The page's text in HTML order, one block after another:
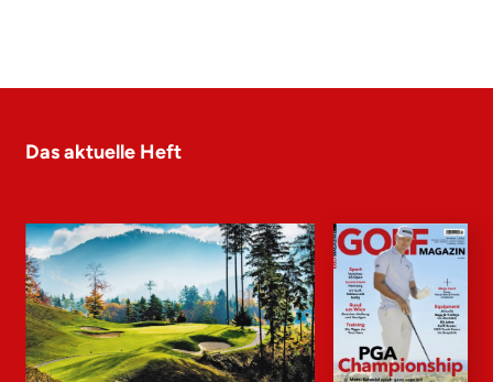
Das aktuelle Heft